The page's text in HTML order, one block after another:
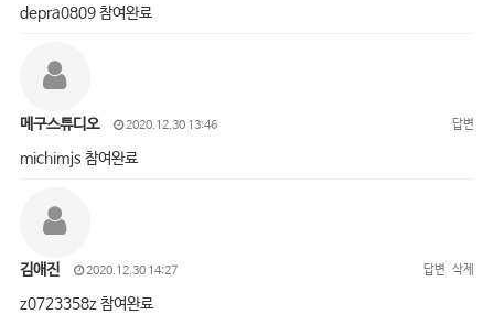
depra0809 참여완료
메구스튜디오 2020.12.30 13:46 답변
michimjs 참여완료
김애진 2020.12.30 14:27 답변 삭제
z0723358z 참여완료